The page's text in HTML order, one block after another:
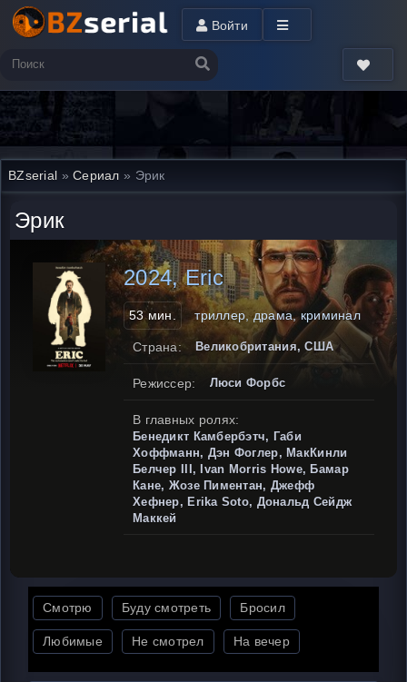
Войти
BZserial »Сериал » Эрик
Эрик
2024, Eric
53 мин. триллер, драма, криминал
Страна: Великобритания, США
Режиссер: Люси Форбс
В главных ролях:
Бенедикт Камбербэтч, Габи
Хоффманн, Дэн Фоглер, МакКинли
Белчер III, Ivan Morris Howe, Бамар
Кане, Жозе Пиментан, Джефф
Хефнер, Erika Soto, Дональд Сейдж
Маккей
Смотрю Буду смотреть Бросил
Любимые Не смотрел На вечер